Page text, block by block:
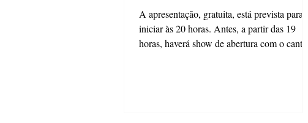
A apresentação, gratuita, está prevista para
iniciar às 20 horas. Antes, a partir das 19
horas, haverá show de abertura com o cantor